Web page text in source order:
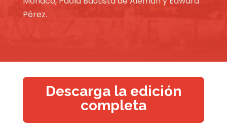
Pérez.
Descarga la edición
completa